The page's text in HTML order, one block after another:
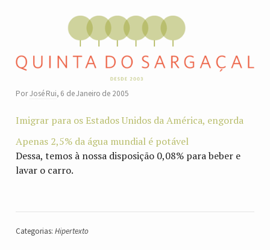
PorJosé Rui, 6 de Janeiro de 2005
Imigrar para os Estados Unidos da América, engorda
Apenas 2,5% da água mundial é potável
Dessa, temos à nossa disposição 0,08% para beber e
lavar o carro.
Categorias: Hipertexto